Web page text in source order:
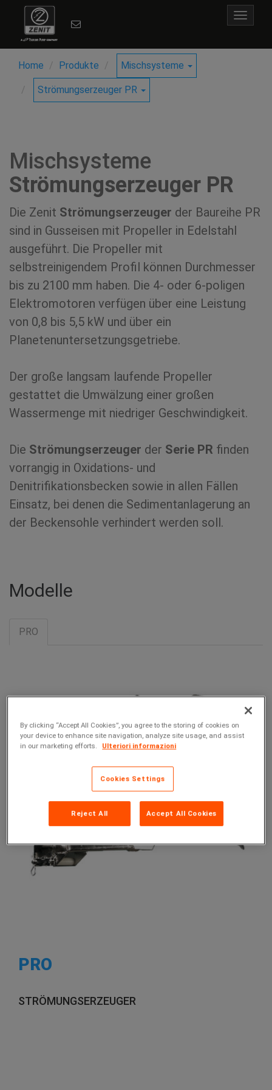
Toggle
Home Produkte Mischsysteme
Strömungserzeuger PR
Mischsysteme
Strömungserzeuger PR
Die Zenit Strömungserzeuger der Baureihe PR
sind in Gusseisen mit Propeller in Edelstahl
ausgeführt. Die Propeller mit
selbstreinigendem Profil können Durchmesser
bis zu 2100 mm haben. Die 4- oder 6-poligen
Elektromotoren verfügen über eine Leistung
von 0,8 bis 5,5 kW und über ein
Planetenuntersetzungsgetriebe.
Der große langsam laufende Propeller
gestattet die Umwälzung einer großen
Wassermenge mit niedriger Geschwindigkeit.
Die Strömungserzeuger der Serie PR finden
vorrangig in Oxidations- und
Denitrifikationsbecken sowie in allen Fällen
Einsatz, bei denen die Sedimentanlagerung an
der Beckensohle verhindert werden soll.
Modelle
PRO
PRO
STRÖMUNGSERZEUGER
By clicking “Accept All Cookies”, you agree to the storing of cookies on
your device to enhance site navigation, analyze site usage, and assist
in our marketing efforts.
Ulteriori informazioni
Cookies Settings
Reject All Accept All Cookies